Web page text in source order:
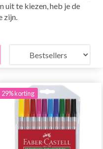
uit te kiezen, heb je de
zijn.
29% korting